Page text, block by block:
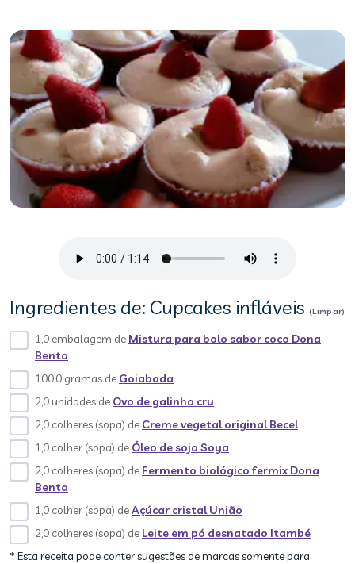
Ingredientes de: Cupcakes infláveis (Limpar)
1,0 embalagem de Mistura para bolo sabor coco Dona
Benta
100,0 gramas de Goiabada
2,0 unidades de Ovo de galinha cru
2,0 colheres (sopa) de Creme vegetal original Becel
1,0 colher (sopa) de Óleo de soja Soya
2,0 colheres (sopa) de Fermento biológico fermix Dona
Benta
1,0 colher (sopa) deAçúcar cristal União
2,0 colheres (sopa) de Leite em pó desnatado Itambé
* Esta receita pode conter sugestões de marcas somente para